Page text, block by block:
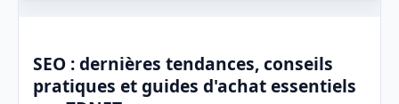
SEO : dernières tendances, conseils
pratiques et guides d'achat essentiels